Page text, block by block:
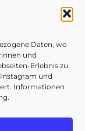
Daten, wo
und
Erlebnis zu
und
Informationen